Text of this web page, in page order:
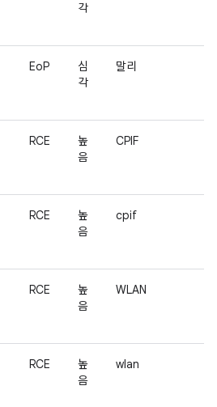
각
EoP
심
각
말리
RCE
높
음
CPIF
RCE
높
음
cpif
RCE
높
음
WLAN
RCE
높
음
wlan